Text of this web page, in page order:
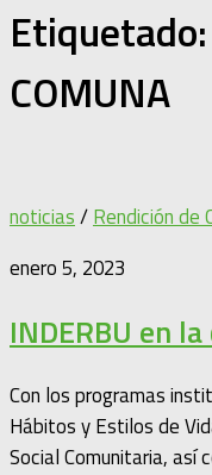
Etiquetado:
COMUNA
noticias/Rendición de
enero 5, 2023
INDERBU en
Con los programas
Hábitos y Estilos de
Social Comunitaria, así